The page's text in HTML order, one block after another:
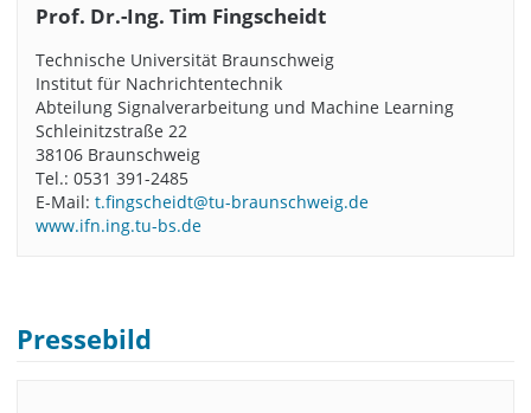
Prof. Dr.-Ing. Tim Fingscheidt
Technische Universität Braunschweig
Institut für Nachrichtentechnik
Abteilung Signalverarbeitung und Machine Learning
Schleinitzstraße 22
38106 Braunschweig
Tel.: 0531 391-2485
E-Mail: t.fingscheidt@tu-braunschweig.de
www.ifn.ing.tu-bs.de
Pressebild